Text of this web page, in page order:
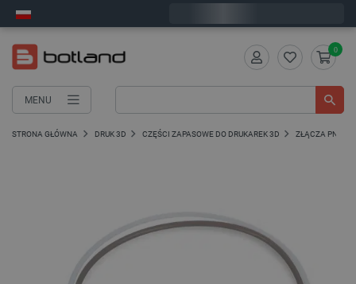
MENU
0
STRONA GŁÓWNA DRUK 3D CZĘŚCI ZAPASOWE DO DRUKAREK 3D ZŁĄCZA